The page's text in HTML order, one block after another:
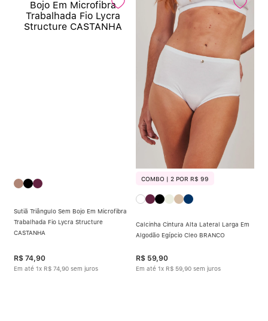
Sutiã Triângulo Sem Bojo Em Microfibra
Trabalhada Fio Lycra Structure
CASTANHA
R$ 74,90
Em até 1x R$ 74 90 sem juros
COMBO | 2 POR R$ 99
Calcinha Cintura Alta Lateral Larga Em
Algodão Egípcio Cleo BRANCO
R$ 59,90
Em até 1x R$ 59 90 sem juros